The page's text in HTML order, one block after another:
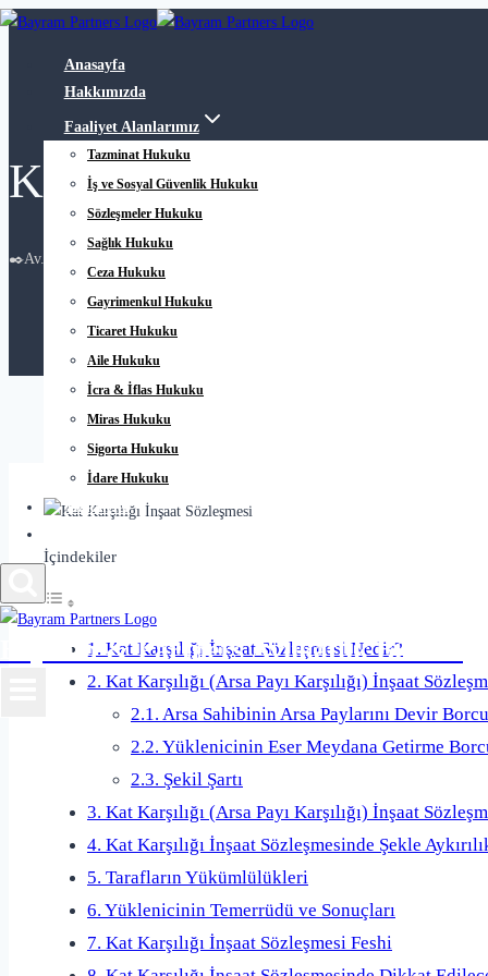
Skip
Anasayfa
Hakkımızda
Faaliyet Alanlarımız
Tazminat Hukuku
İş ve Sosyal Güvenlik Hukuku
Sözleşmeler Hukuku
Sağlık Hukuku
Ceza Hukuku
Gayrimenkul Hukuku
Ticaret Hukuku
Aile Hukuku
İcra & İflas Hukuku
Miras Hukuku
Sigorta Hukuku
İdare Hukuku
Makaleler
Bayram & Partners Avukatlık Bürosu
Kat Karşılığı İnşaat
✒️Av. Ramazan Bayram
İçindekiler
1. Kat Karşılığı İnşaat Sözleşmesi Nedir?
2. Kat Karşılığı (Arsa Payı Karşılığı) İnşaat
2.1. Arsa Sahibinin Arsa Paylarını Devir Borcu
2.2. Yüklenicinin Eser Meydana Getirme
2.3. Şekil Şartı
3. Kat Karşılığı (Arsa Payı Karşılığı) İnşaat
4. Kat Karşılığı İnşaat Sözleşmesinde Şekle
5. Tarafların Yükümlülükleri
6. Yüklenicinin Temerrüdü ve Sonuçları
7. Kat Karşılığı İnşaat Sözleşmesi Feshi